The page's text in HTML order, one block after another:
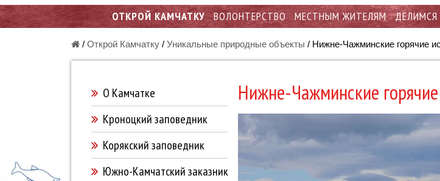
ОТКРОЙ КАМЧАТКУ
ВОЛОНТЕРСТВО МЕСТНЫМ ЖИТЕЛЯМ
/ Открой Камчатку / Уникальные природные объекты / Нижне-Чажминские горячие
О Камчатке
Кроноцкий заповедник
Корякский заповедник
Южно-Камчатский заказник
Нижне-Чажминские